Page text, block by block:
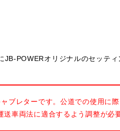
POWERオリジナルのセッテ
ブレターです。公道での使用に
送車両法に適合するよう調整が必